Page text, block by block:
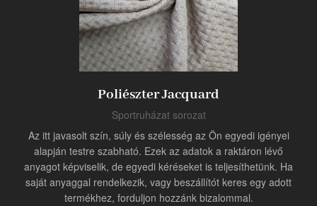
Ipari innovátor
Poliészter Jacquard
Sportruházat sorozat
Az itt javasolt szín, súly és szélesség az Ön egyedi igényei
alapján testre szabható. Ezek az adatok a raktáron lévő
anyagot képviselik, de egyedi kéréseket is teljesíthetünk. Ha
saját anyaggal rendelkezik, vagy beszállítót keres egy adott
termékhez, forduljon hozzánk bizalommal.